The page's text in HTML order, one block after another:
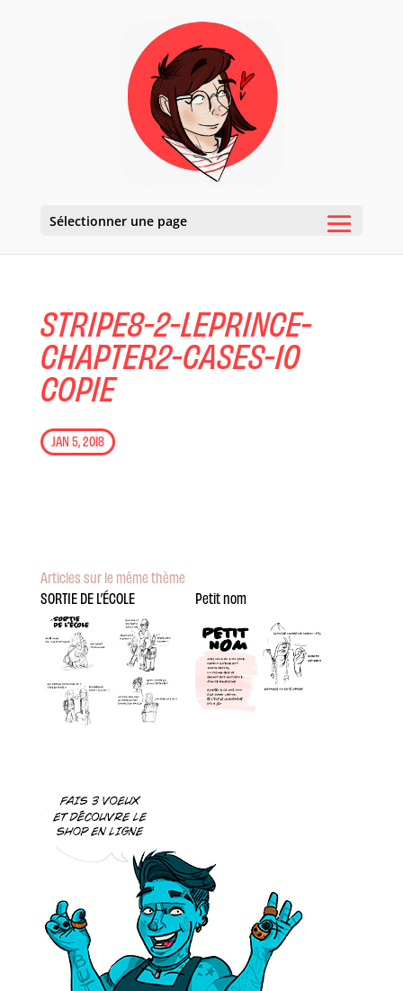
Sélectionner une page
STRIPE8-2-LEPRINCE-
CHAPTER2-CASES-10
COPIE
JAN 5, 2018
Articles sur le même thème
SORTIE DE L’ÉCOLE
Petit nom